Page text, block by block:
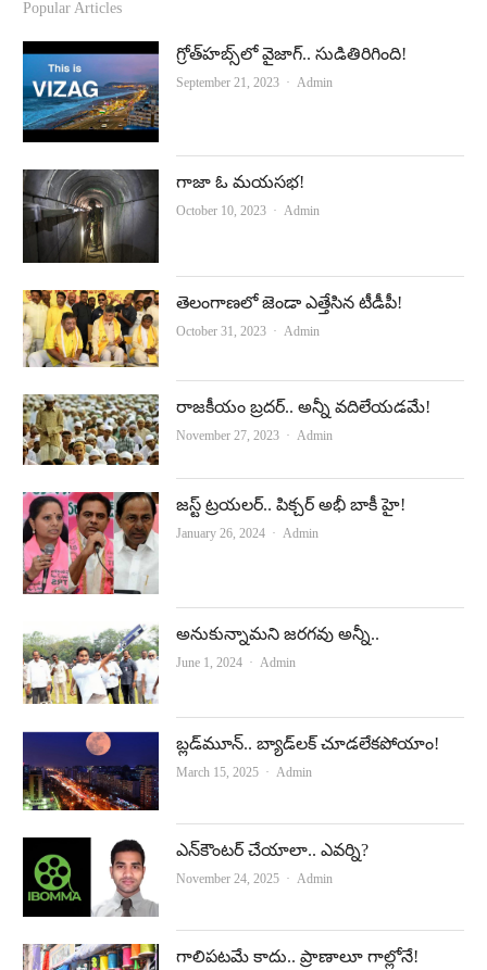
c
e
b
o
o
k
u
t
u
b
e
Popular Articles
గ్రోత్‌హబ్స్‌లో వైజాగ్‌.. సుడితిరిగింది!
September 21, 2023 Author
Admin
గాజా ఓ మయసభ!
October 10, 2023 Author
Admin
తెలంగాణలో జెండా ఎత్తేసిన టీడీపీ!
October 31, 2023 Author
Admin
రాజకీయం బ్రదర్‌.. అన్నీ వదిలేయడమే!
November 27, 2023 Author
Admin
జ‌స్ట్ ట్ర‌య‌ల‌ర్‌.. పిక్చ‌ర్ అభీ బాకీ హై!
January 26, 2024 Author
Admin
అనుకున్నామని జరగవు అన్నీ..
June 1, 2024 Author
Admin
బ్లడ్‌మూన్‌.. బ్యాడ్‌లక్ చూడలేకపోయాం!
March 15, 2025 Author
Admin
ఎన్‌కౌంటర్‌ చేయాలా.. ఎవర్ని?
November 24, 2025 Author
Admin
గాలిపటమే కాదు.. ప్రాణాలూ గాల్లోనే!